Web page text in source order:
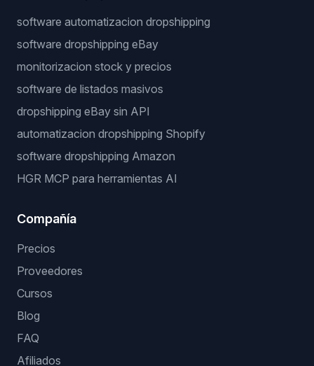
software automatizacion dropshipping
software dropshipping eBay
monitorizacion stock y precios
software de listados masivos
dropshipping eBay sin API
automatizacion dropshipping Shopify
software dropshipping Amazon
HGR MCP para herramientas AI
Compañía
Precios
Proveedores
Cursos
Blog
FAQ
Afiliados